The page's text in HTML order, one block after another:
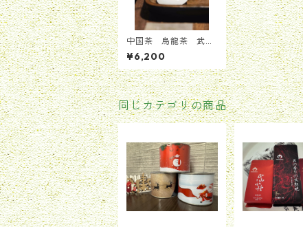
中国茶 烏龍茶 武夷
岩茶 ウーロン 花の
香り ダーホンパオ 大
紅袍 桃の香り オリジ
ナル商品 コスパ最強
貴重 お引き出物 プレ
ゼント ギフト 無添
加 42.5g
¥6,200
同じカテゴリの商品